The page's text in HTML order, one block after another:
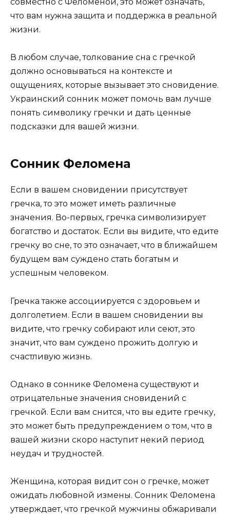
что вам нужна защита и поддержка в реальной
жизни.
В любом случае, толкование сна с гречкой
должно основываться на контексте и
ощущениях, которые вызывает это сновидение.
Украинский сонник может помочь вам лучше
понять символику гречки и дать ценные
подсказки для вашей жизни.
Сонник Феломена
Если в вашем сновидении присутствует
гречка, то это может иметь различные
значения. Во-первых, гречка символизирует
богатство и достаток. Если вы видите, что едите
гречку во сне, то это означает, что в ближайшем
будущем вам суждено стать богатым и
успешным человеком.
Гречка также ассоциируется с здоровьем и
долголетием. Если в вашем сновидении вы
видите, что гречку собирают или сеют, это
значит, что вам суждено прожить долгую и
счастливую жизнь.
Однако в соннике Феломена существуют и
отрицательные значения сновидений с
гречкой. Если вам снится, что вы едите гречку,
это может быть предупреждением о том, что в
вашей жизни скоро наступит некий период
неудач и трудностей.
Женщина, которая видит сон о гречке, может
ожидать любовной измены. Сонник Феломена
утверждает, что гречкой мужчины обжаривали